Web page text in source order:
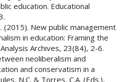
education. Educational
(2015). New public management
in education: Framing the
Archives, 23(84), 2-6.
neoliberalism and
and conservatism in a
N.C. & Torres, C.A. (Eds.),